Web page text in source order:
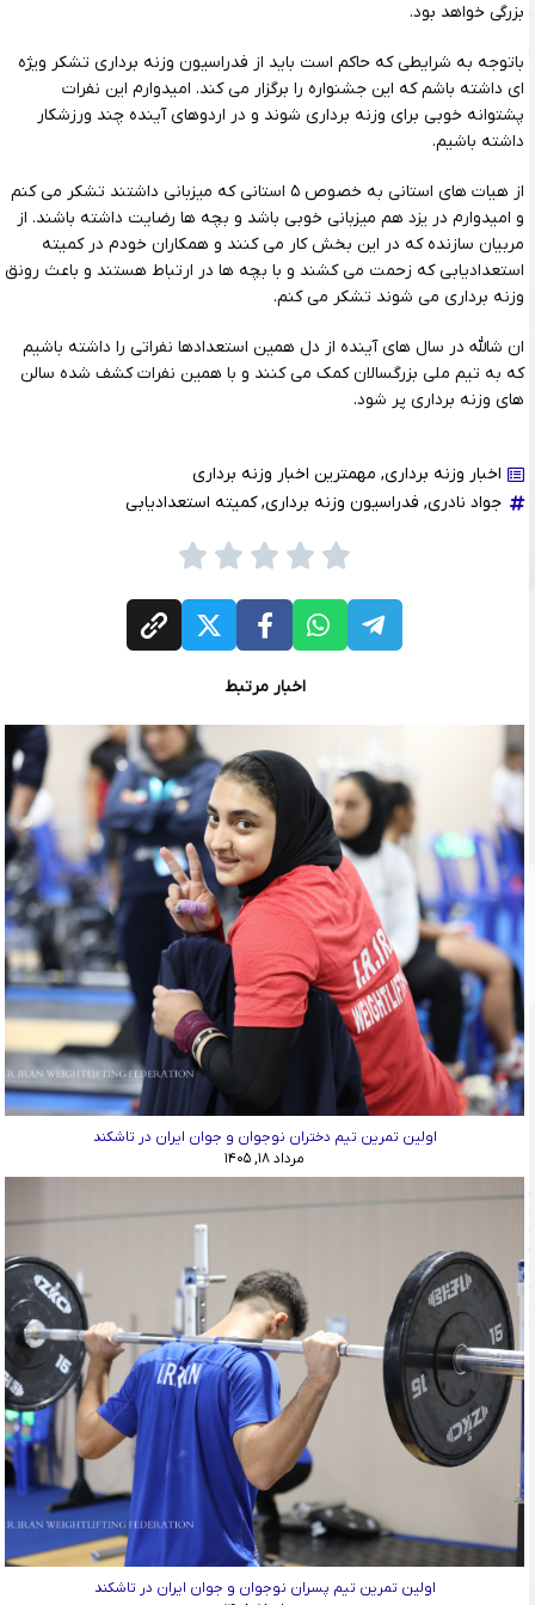
بزرگی خواهد بود.
باتوجه به شرایطی که حاکم است باید از فدراسیون وزنه برداری تشکر ویژه
ای داشته باشم که این جشنواره را برگزار می کند. امیدوارم این نفرات
پشتوانه خوبی برای وزنه برداری شوند و در اردوهای آینده چند ورزشکار
داشته باشیم.
از هیات های استانی به خصوص ۵ استانی که میزبانی داشتند تشکر می کنم
و امیدوارم در یزد هم میزبانی خوبی باشد و بچه ها رضایت داشته باشند. از
مربیان سازنده که در این بخش کار می کنند و همکاران خودم در کمیته
استعدادیابی که زحمت می کشند و با بچه ها در ارتباط هستند و باعث رونق
وزنه برداری می شوند تشکر می کنم.
ان شالله در سال های آینده از دل همین استعدادها نفراتی را داشته باشیم
که به تیم ملی بزرگسالان کمک می کنند و با همین نفرات کشف شده سالن
های وزنه برداری پر شود.
اخبار وزنه برداری, مهمترین اخبار وزنه برداری
جواد نادری, فدراسیون وزنه برداری,کمیته استعدادیابی
اخبار مرتبط
اولین تمرین تیم دختران نوجوان و جوان ایران در تاشکند
مرداد ۱۸, ۱۴۰۵
اولین تمرین تیم پسران نوجوان و جوان ایران در تاشکند